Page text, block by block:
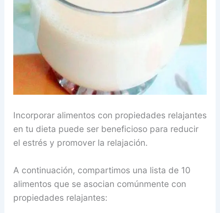
Incorporar alimentos con propiedades relajantes
en tu dieta puede ser beneficioso para reducir
el estrés y promover la relajación.
A continuación, compartimos una lista de 10
alimentos que se asocian comúnmente con
propiedades relajantes: